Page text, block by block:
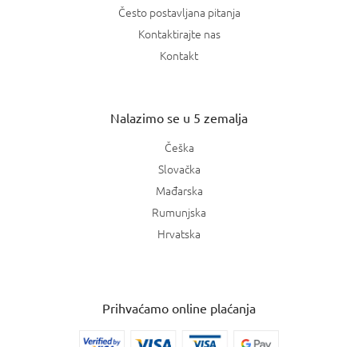
Često postavljana pitanja
Kontaktirajte nas
Kontakt
Nalazimo se u 5 zemalja
Češka
Slovačka
Mađarska
Rumunjska
Hrvatska
Prihvaćamo online plaćanja